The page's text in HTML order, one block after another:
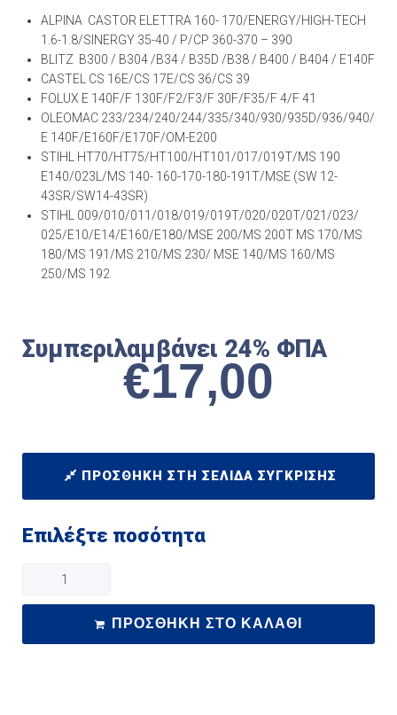
ALPINA CASTOR ELETTRA 160- 170/ENERGY/HIGH-TECH
1.6-1.8/SINERGY 35-40 / P/CP 360-370 – 390
BLITZ B300 / B304 /B34 / B35D /B38 / B400 / B404 / E140F
CASTEL CS 16E/CS 17E/CS 36/CS 39
FOLUX E 140F/F 130F/F2/F3/F 30F/F35/F 4/F 41
OLEOMAC 233/234/240/244/335/340/930/935D/936/940/
E 140F/E160F/E170F/OM-E200
STIHL HT70/HT75/HT100/HT101/017/019T/MS 190
E140/023L/MS 140- 160-170-180-191T/MSE (SW 12-
43SR/SW14-43SR)
STIHL 009/010/011/018/019/019T/020/020T/021/023/
025/E10/E14/E160/E180/MSE 200/MS 200T MS 170/MS
180/MS 191/MS 210/MS 230/ MSE 140/MS 160/MS
250/MS 192
Συμπεριλαμβάνει 24% ΦΠΑ
€17,00
ΠΡΟΣΘΉΚΗ ΣΤΗ ΣΕΛΊΔΑ ΣΎΓΚΡΙΣΗΣ
Επιλέξτε ποσότητα
ΠΡΟΣΘΉΚΗ ΣΤΟ ΚΑΛΆΘΙ